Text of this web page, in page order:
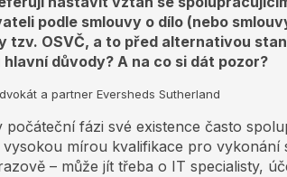
podle smlouvy o dílo (nebo
tzv. OSVČ, a to před alternativou
důvody? A na co si dát pozor?
a partner Eversheds Sutherland
počáteční fázi své existence často
mírou kvalifikace pro vykonání
– může jít třeba o IT specialisty,